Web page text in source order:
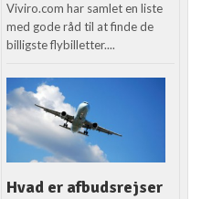
Viviro.com har samlet en liste
med gode råd til at finde de
billigste flybilletter....
Hvad er afbudsrejser